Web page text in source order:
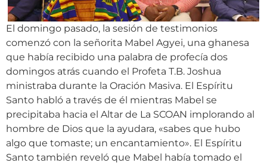
El domingo pasado, la sesión de testimonios
comenzó con la señorita Mabel Agyei, una ghanesa
que había recibido una palabra de profecía dos
domingos atrás cuando el Profeta T.B. Joshua
ministraba durante la Oración Masiva. El Espíritu
Santo habló a través de él mientras Mabel se
precipitaba hacia el Altar de La SCOAN implorando al
hombre de Dios que la ayudara, «sabes que hubo
algo que tomaste; un encantamiento». El Espíritu
Santo también reveló que Mabel había tomado el